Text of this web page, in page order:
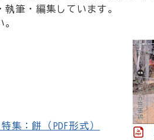
筆・編集しています。
集：餅（PDF形式）